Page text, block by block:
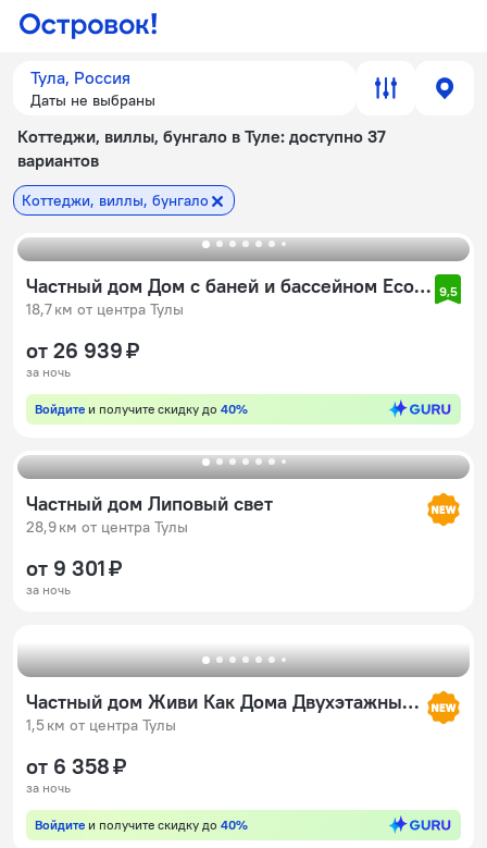
Тула, Россия
Даты не выбраны
Коттеджи, виллы, бунгало в Туле: доступно 37
вариантов
Коттеджи, виллы, бунгало
Частный дом Дом с баней и бассейном Ecolife&Style
18,7 км от центра Тулы
9,5
от 26 939 ₽
за ночь
Войдите и получите скидку до 40%
Частный дом Липовый свет
28,9 км от центра Тулы
от 9 301 ₽
за ночь
Частный дом Живи Как Дома Двухэтажный в Центре города
1,5 км от центра Тулы
от 6 358 ₽
за ночь
Войдите и получите скидку до 40%